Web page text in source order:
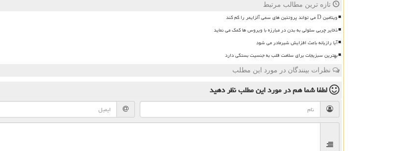
تازه ترین مطالب مرتبط
ویتامین D می تواند پروتئین های سمی آلزایمر را کم کند
ذخایر چربی سلولی به بدن در مبارزه با ویروس ها کمک می نماید
آیا رازیانه باعث افزایش شیرمادر می شود
بهترین سبزیجات برای سلامت قلب به جنسیت بستگی دارد
نظرات بینندگان در مورد این مطلب
لطفا شما همدر مورد این مطلبنظر دهید